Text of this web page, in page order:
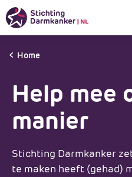
Home
Help mee
manier
Stichting Darmkanker
te maken heeft (gehad)